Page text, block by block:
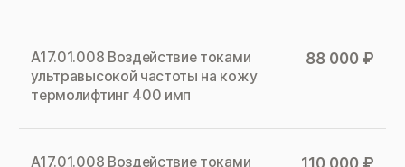
А17.01.008 Воздействие токами
ультравысокой частоты на кожу
термолифтинг 400 имп
88 000 ₽
А17.01.008 Воздействие токами